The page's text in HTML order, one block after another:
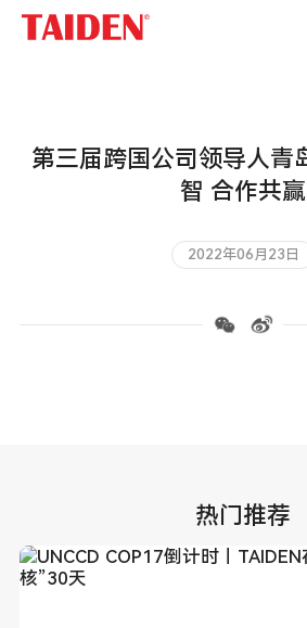
第三届跨国公司领导人青
智 合作共赢
2022年06月23日
热门推荐